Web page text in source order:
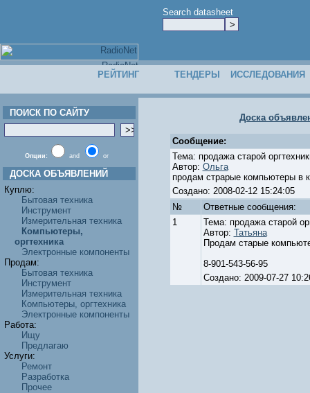
Search datasheet
РЕЙТИНГ ТЕНДЕРЫ ИССЛЕДОВАНИЯ
ПОИСК ПО САЙТУ
Опции: and or
ДОСКА ОБЪЯВЛЕНИЙ
Куплю:
Бытовая техника
Инструмент
Измерительная техника
Компьютеры,
оргтехника
Электронные компоненты
Продам:
Бытовая техника
Инструмент
Измерительная техника
Компьютеры, оргтехника
Электронные компоненты
Работа:
Ищу
Предлагаю
Услуги:
Ремонт
Разработка
Прочее
Доска
Сообщение:
Тема: продажа старой
Автор: Ольга
продам страрые компьютеры в
Создано: 2008-02-12 15:24:05
№
Ответные cообщения:
1
Тема: продажа старой
Автор: Татьяна
Продам старые
8-901-543-56-95
Создано: 2009-07-27